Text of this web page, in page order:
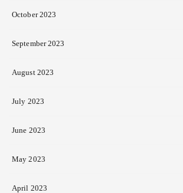
October 2023
September 2023
August 2023
July 2023
June 2023
May 2023
April 2023